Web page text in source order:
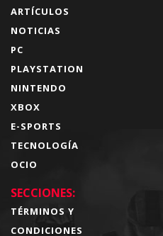
ARTÍCULOS
NOTICIAS
PC
PLAYSTATION
NINTENDO
XBOX
E-SPORTS
TECNOLOGÍA
OCIO
SECCIONES:
TÉRMINOS Y
CONDICIONES